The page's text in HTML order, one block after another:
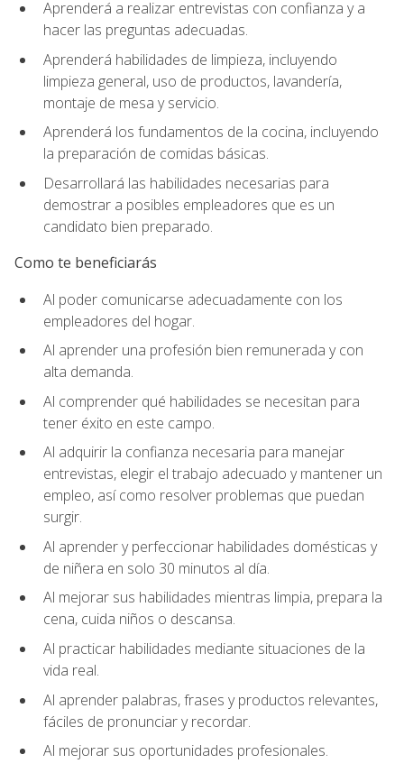
Aprenderá a realizar entrevistas con confianza y a
hacer las preguntas adecuadas.
Aprenderá habilidades de limpieza, incluyendo
limpieza general, uso de productos, lavandería,
montaje de mesa y servicio.
Aprenderá los fundamentos de la cocina, incluyendo
la preparación de comidas básicas.
Desarrollará las habilidades necesarias para
demostrar a posibles empleadores que es un
candidato bien preparado.
Como te beneficiarás
Al poder comunicarse adecuadamente con los
empleadores del hogar.
Al aprender una profesión bien remunerada y con
alta demanda.
Al comprender qué habilidades se necesitan para
tener éxito en este campo.
Al adquirir la confianza necesaria para manejar
entrevistas, elegir el trabajo adecuado y mantener un
empleo, así como resolver problemas que puedan
surgir.
Al aprender y perfeccionar habilidades domésticas y
de niñera en solo 30 minutos al día.
Al mejorar sus habilidades mientras limpia, prepara la
cena, cuida niños o descansa.
Al practicar habilidades mediante situaciones de la
vida real.
Al aprender palabras, frases y productos relevantes,
fáciles de pronunciar y recordar.
Al mejorar sus oportunidades profesionales.